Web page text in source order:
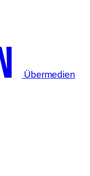
Übermedien